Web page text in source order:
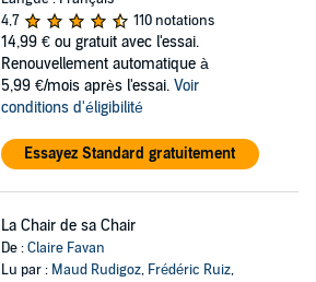
4,7
110 notations
14,99 € ou gratuit avec l'essai.
Renouvellement automatique à
5,99 €/mois après l'essai. Voir
conditions d'éligibilité
Essayez Standard gratuitement
La Chair de sa Chair
De :Claire Favan
Lu par : Maud Rudigoz, Frédéric Ruiz,